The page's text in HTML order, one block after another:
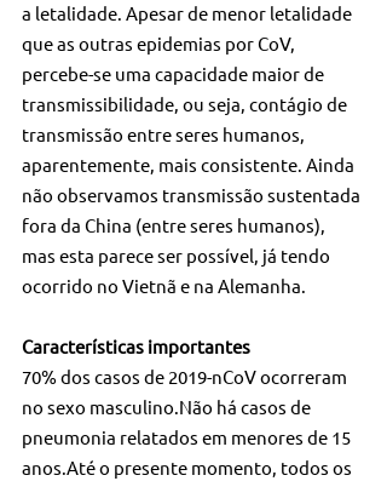
a letalidade. Apesar de menor letalidade
que as outras epidemias por CoV,
percebe-se uma capacidade maior de
transmissibilidade, ou seja, contágio de
transmissão entre seres humanos,
aparentemente, mais consistente. Ainda
não observamos transmissão sustentada
fora da China (entre seres humanos),
mas esta parece ser possível, já tendo
ocorrido no Vietnã e na Alemanha.
Características importantes
70% dos casos de 2019-nCoV ocorreram
no sexo masculino.Não há casos de
pneumonia relatados em menores de 15
anos.Até o presente momento, todos os